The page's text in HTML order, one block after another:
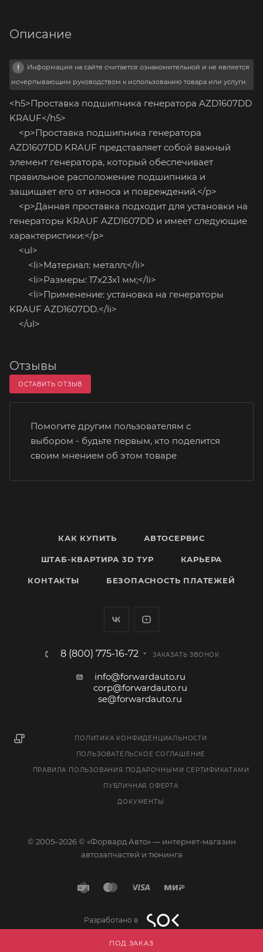
ПОД ЗАКАЗ
Описание
Информация на сайте считается ознакомительной и не является
исчерпывающим руководством к использованию товара или услуги.
<h5>Проставка подшипника генератора AZD1607DD
KRAUF</h5>
<p>Проставка подшипника генератора
AZD1607DD KRAUF представляет собой важный
элемент генератора, который обеспечивает
правильное расположение подшипника и
защищает его от износа и повреждений.</p>
<p>Данная проставка подходит для установки на
генераторы KRAUF AZD1607DD и имеет следующие
характеристики:</p>
<ul>
<li>Материал: металл;</li>
<li>Размеры: 17x23x1 мм;</li>
<li>Применение: установка на генераторы
KRAUF AZD1607DD.</li>
</ul>
Отзывы
ОСТАВИТЬ ОТЗЫВ
Помогите другим пользователям с
выбором - будьте первым, кто поделится
своим мнением об этом товаре
КАК КУПИТЬ АВТОСЕРВИС
ШТАБ-КВАРТИРА 3D ТУР КАРЬЕРА
КОНТАКТЫ БЕЗОПАСНОСТЬ ПЛАТЕЖЕЙ
8 (800) 775-16-72 ЗАКАЗАТЬ ЗВОНОК
info@forwardauto.ru
corp@forwardauto.ru
se@forwardauto.ru
ПОЛИТИКА КОНФИДЕНЦИАЛЬНОСТИ
ПОЛЬЗОВАТЕЛЬСКОЕ СОГЛАШЕНИЕ
ПРАВИЛА ПОЛЬЗОВАНИЯ ПОДАРОЧНЫМИ СЕРТИФИКАТАМИ
ПУБЛИЧНАЯ ОФЕРТА
ДОКУМЕНТЫ
© 2005–2026 © «Форвард Авто» — интернет-магазин
автозапчастей и тюнинга
Разработано в